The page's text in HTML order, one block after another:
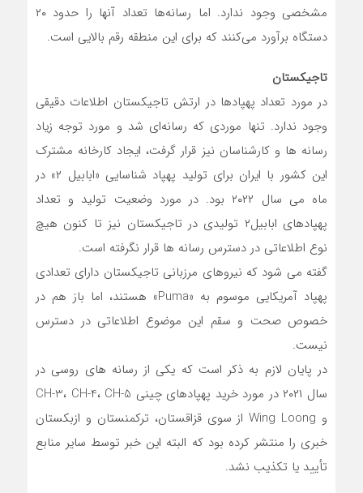
مشخصی وجود ندارد. اما رسانه‌ها تعداد آنها را حدود ۲۰
دستگاه برآورد می‌کنند که برای این منطقه رقم بالایی است.
تاجیکستان
در مورد تعداد پهپادها در ارتش تاجیکستان اطلاعات دقیقی
وجود ندارد. تنها موردی که رسانه‌ای شد و مورد توجه زیاد
رسانه ها و کارشناسان نیز قرار گرفت، ایجاد کارخانه مشترک
این کشور با ایران برای تولید پهپاد شناسایی «ابابیل ۲» در
ماه می سال ۲۰۲۲ بود. در مورد وضعیت تولید و تعداد
پهپادهای ابابیل۲ تولیدی در تاجیکستان نیز تا کنون هیچ
نوع اطلاعاتی در دسترس رسانه ها قرار نگرفته است.
گفته می شود که نیروهای مرزبانی تاجیکستان دارای تعدادی
پهپاد آمریکایی موسوم به «Puma» هستند، اما باز هم در
خصوص صحت و سقم این موضوع اطلاعاتی در دسترس
نیست.
در پایان لازم به ذکر است که یکی از رسانه های روسی در
سال ۲۰۲۱ در مورد خرید پهپادهای چینی CH-3، CH-4، CH-5
و Wing Loong از سوی قزاقستان، ترکمنستان و ازبکستان
خبری را منتشر کرده بود که البته این خبر توسط سایر منابع
تأیید یا تکذیب نشد.